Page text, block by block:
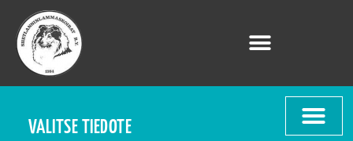
VALITSE TIEDOTE